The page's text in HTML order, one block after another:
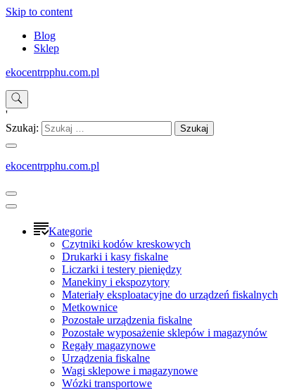
Skip to content
Blog
Sklep
ekocentrpphu.com.pl
'
Szukaj:
ekocentrpphu.com.pl
Kategorie
Czytniki kodów kreskowych
Drukarki i kasy fiskalne
Liczarki i testery pieniędzy
Manekiny i ekspozytory
Materiały eksploatacyjne do urządzeń fiskalnych
Metkownice
Pozostałe urządzenia fiskalne
Pozostałe wyposażenie sklepów i magazynów
Regały magazynowe
Urządzenia fiskalne
Wagi sklepowe i magazynowe
Wózki transportowe